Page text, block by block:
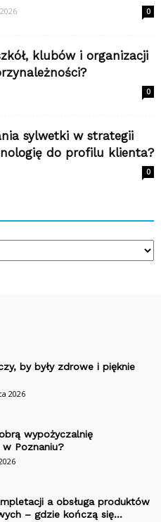
0
klubów i organizacji
0
sylwetki w strategii
do profilu klienta?
0
by były zdrowe i pięknie
2026
wypożyczalnię
Poznaniu?
a obsługa produktów
– gdzie kończą się...